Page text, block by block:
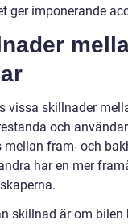
ger imponerande
vissa skillnader
och
mellan fram- och
har en mer
skillnad är om